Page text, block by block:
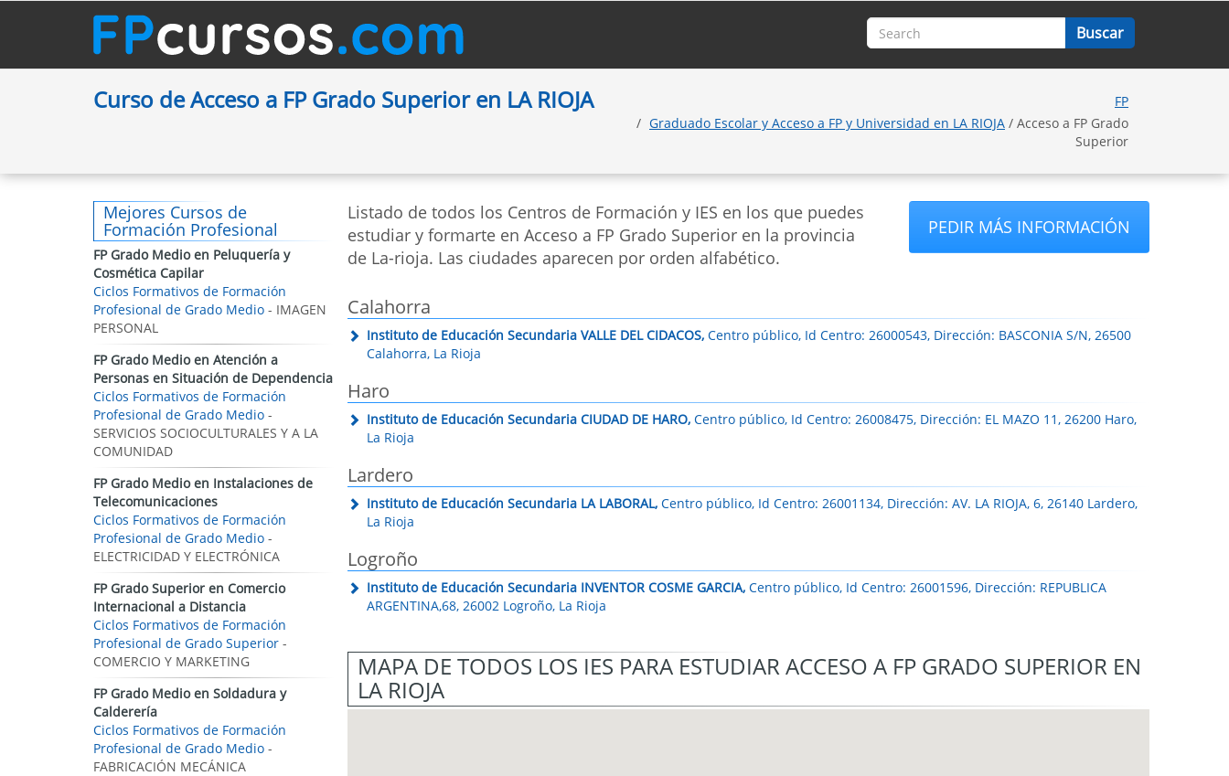
Curso de Acceso a FP Grado Superior en LA RIOJA
FP
Graduado Escolar y Acceso a FP y Universidad en LA RIOJA / Acceso a FP Grado
Superior
Listado de todos los Centros de Formación y IES en los que puedes
estudiar y formarte en Acceso a FP Grado Superior en la provincia
de La-rioja. Las ciudades aparecen por orden alfabético.
PEDIR MÁS INFORMACIÓN
Calahorra
Instituto de Educación Secundaria VALLE DEL CIDACOS, Centro público, Id Centro: 26000543, Dirección: BASCONIA S/N, 26500
Calahorra, La Rioja
Haro
Instituto de Educación Secundaria CIUDAD DE HARO, Centro público, Id Centro: 26008475, Dirección: EL MAZO 11, 26200 Haro,
La Rioja
Lardero
Instituto de Educación Secundaria LA LABORAL, Centro público, Id Centro: 26001134, Dirección: AV. LA RIOJA, 6, 26140 Lardero,
La Rioja
Logroño
Instituto de Educación Secundaria INVENTOR COSME GARCIA, Centro público, Id Centro: 26001596, Dirección: REPUBLICA
ARGENTINA,68, 26002 Logroño, La Rioja
MAPA DE TODOS LOS IES PARA ESTUDIAR ACCESO A FP GRADO SUPERIOR EN
LA RIOJA
Mejores Cursos de
Formación Profesional
FP Grado Medio en Peluquería y
Cosmética Capilar
Ciclos Formativos de Formación
Profesional de Grado Medio - IMAGEN
PERSONAL
FP Grado Medio en Atención a
Personas en Situación de Dependencia
Ciclos Formativos de Formación
Profesional de Grado Medio -
SERVICIOS SOCIOCULTURALES Y A LA
COMUNIDAD
FP Grado Medio en Instalaciones de
Telecomunicaciones
Ciclos Formativos de Formación
Profesional de Grado Medio -
ELECTRICIDAD Y ELECTRÓNICA
FP Grado Superior en Comercio
Internacional a Distancia
Ciclos Formativos de Formación
Profesional de Grado Superior -
COMERCIO Y MARKETING
FP Grado Medio en Soldadura y
Calderería
Ciclos Formativos de Formación
Profesional de Grado Medio -
FABRICACIÓN MECÁNICA